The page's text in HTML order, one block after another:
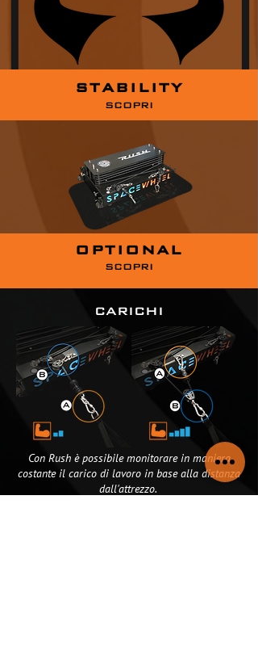
STABILITY
SCOPRI
OPTIONAL
SCOPRI
CARICHI
Con Rush è possibile monitorare in maniera
costante il carico di lavoro in base alla distanza
dall'attrezzo.